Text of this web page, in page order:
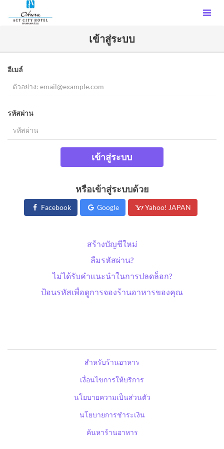
เข้าสู่ระบบ
อีเมล์
รหัสผ่าน
เข้าสู่ระบบ
หรือเข้าสู่ระบบด้วย
Facebook Google Yahoo! JAPAN
สร้างบัญชีใหม่
ลืมรหัสผ่าน?
ไม่ได้รับคำแนะนำในการปลดล็อก?
ป้อนรหัสเพื่อดูการจองร้านอาหารของคุณ
สำหรับร้านอาหาร
เงื่อนไขการให้บริการ
นโยบายความเป็นส่วนตัว
นโยบายการชำระเงิน
ค้นหาร้านอาหาร